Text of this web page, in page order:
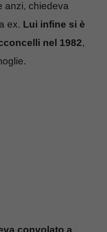
anzi, chiedeva
ex. Lui infine si è
nel 1982,
convolato a